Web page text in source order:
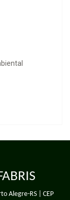
O Princípio do
Alegre-RS | CEP